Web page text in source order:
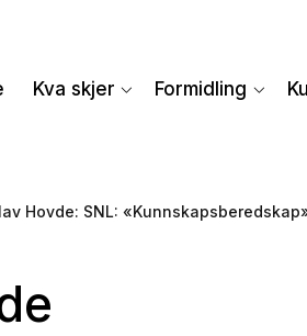
Kva skjer Formidling
Hovde: SNL: